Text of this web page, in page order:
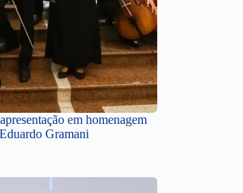
em homenagem
Gramani